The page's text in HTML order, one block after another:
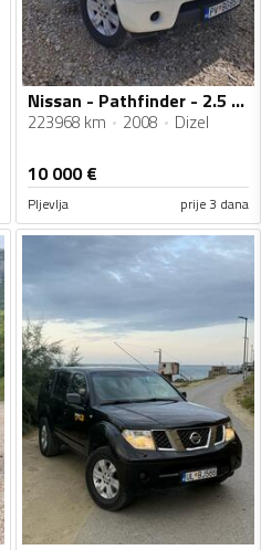
Nissan - Pathfinder - 2.5 dci
223968 km 2008 Dizel
10 000€
Pljevlja prije 3 dana